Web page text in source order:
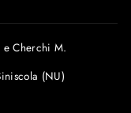
Cherchi M.
(NU)